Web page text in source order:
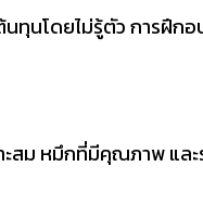
นโดยไม่รู้ตัว การฝึกอ
สม หมึกที่มีคุณภาพ แล